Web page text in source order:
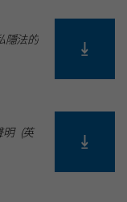
隱法的
明 (英